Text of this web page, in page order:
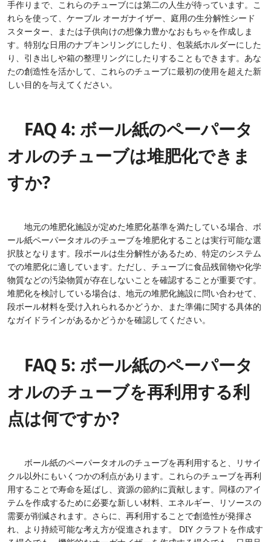
手作りまで、これらのチューブには第二の人生が待っています。こ
れらを使って、ケーブル オーガナイザー、庭用の生分解性シード
スターター、または子供向けの想像力豊かなおもちゃを作成しま
す。特別な日用のナプキンリングにしたり、包装紙ホルダーにした
り、引き出しや箱の整理リングにしたりすることもできます。あな
たの創造性を活かして、これらのチューブに最初の使用を超えた新
しい目的を与えてください。
FAQ 4: ボール紙のペーパータ
オルのチューブは堆肥化できま
すか?
地元の堆肥化施設が定めた堆肥化基準を満たしている場合、ボ
ール紙ペーパータオルのチューブを堆肥化することは実行可能な選
択肢となります。段ボールは生分解性があるため、特定のシステム
での堆肥化に適しています。ただし、チューブに食品残留物や化学
物質などの汚染物質が存在しないことを確認することが重要です。
堆肥化を検討している場合は、地元の堆肥化施設に問い合わせて、
段ボール材料を受け入れられるかどうか、また準備に関する具体的
なガイドラインがあるかどうかを確認してください。
FAQ 5: ボール紙のペーパータ
オルのチューブを再利用する利
点は何ですか?
ボール紙のペーパータオルのチューブを再利用すると、リサイ
クル以外にもいくつかの利点があります。これらのチューブを再利
用することで寿命を延ばし、資源の節約に貢献します。同様のアイ
テムを作成するために必要な新しい材料、エネルギー、リソースの
需要が削減されます。さらに、再利用することで創造性が発揮さ
れ、より持続可能な考え方が促進されます。 DIY クラフトを作成す